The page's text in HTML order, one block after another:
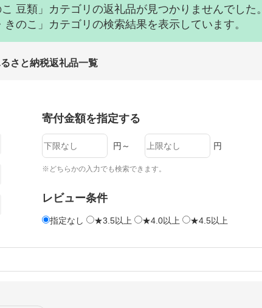
こ 豆類」カテゴリの返礼品が見つかりませんでした。
きのこ」カテゴリの検索結果を表示しています。
さと納税返礼品一覧
寄付金額を指定する
円～ 円
※どちらかの入力でも検索できます。
レビュー条件
指定なし ★3.5以上 ★4.0以上 ★4.5以上